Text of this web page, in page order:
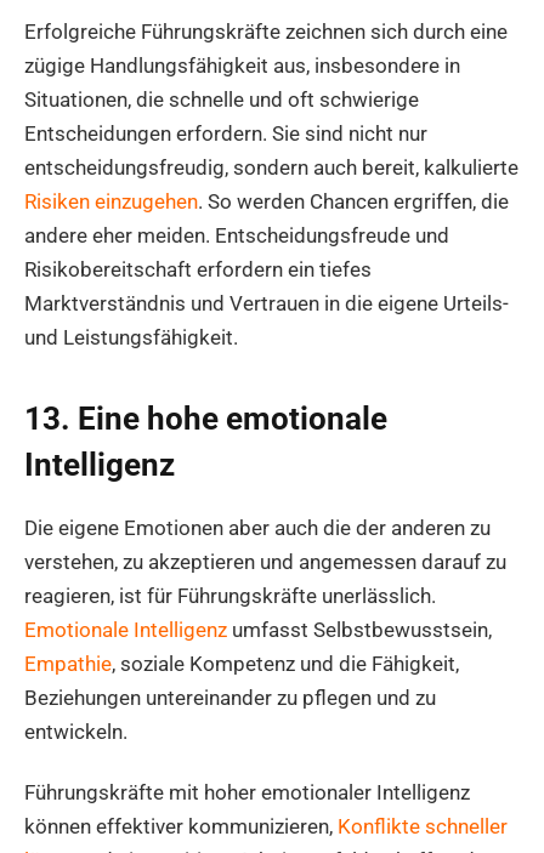
Erfolgreiche Führungskräfte zeichnen sich durch eine
zügige Handlungsfähigkeit aus, insbesondere in
Situationen, die schnelle und oft schwierige
Entscheidungen erfordern. Sie sind nicht nur
entscheidungsfreudig, sondern auch bereit, kalkulierte
Risiken einzugehen. So werden Chancen ergriffen, die
andere eher meiden. Entscheidungsfreude und
Risikobereitschaft erfordern ein tiefes
Marktverständnis und Vertrauen in die eigene Urteils-
und Leistungsfähigkeit.
13. Eine hohe emotionale
Intelligenz
Die eigene Emotionen aber auch die der anderen zu
verstehen, zu akzeptieren und angemessen darauf zu
reagieren, ist für Führungskräfte unerlässlich.
Emotionale Intelligenz umfasst Selbstbewusstsein,
Empathie, soziale Kompetenz und die Fähigkeit,
Beziehungen untereinander zu pflegen und zu
entwickeln.
Führungskräfte mit hoher emotionaler Intelligenz
können effektiver kommunizieren, Konflikte schneller